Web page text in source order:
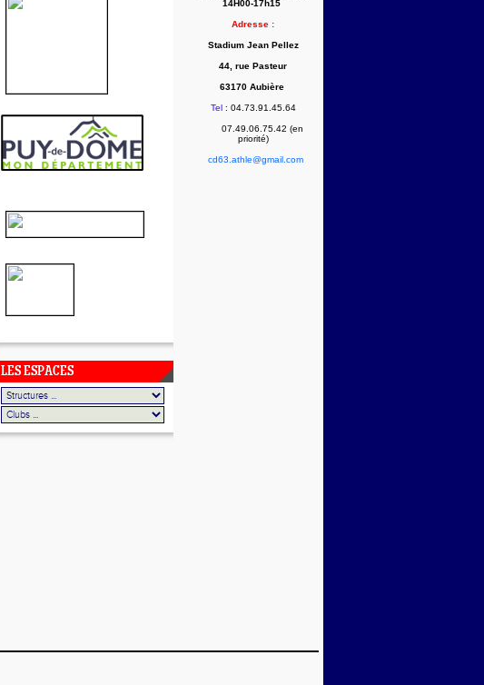
LES ESPACES
14H00-17h15
Adresse :
Stadium Jean Pellez
44, rue Pasteur
63170 Aubière
Tel: 04.73.91.45.64
07.49.06.75.42 (en
priorité)
cd63.athle@gmail.com